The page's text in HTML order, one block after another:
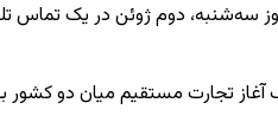
سه‌شنبه، دوم ژوئن در یک تماس
تجارت مستقیم میان دو کشور